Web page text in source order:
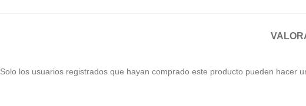
Solo los usuarios registrados que hayan comprado este producto pueden hacer